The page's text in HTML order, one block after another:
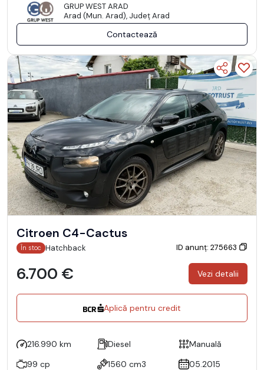
GRUP WEST ARAD
Arad (Mun. Arad), Județ Arad
Contactează
Citroen C4-Cactus
În stoc Hatchback ID anunț: 275663
6.700 € Vezi detalii
Aplică pentru credit
216.990 km Diesel
Manuală
99 cp
1560 cm3 05.2015